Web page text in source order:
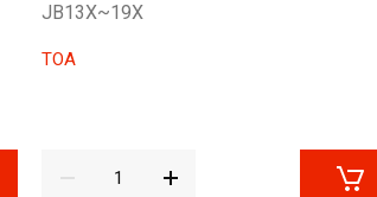
JB13X~19X
TOA